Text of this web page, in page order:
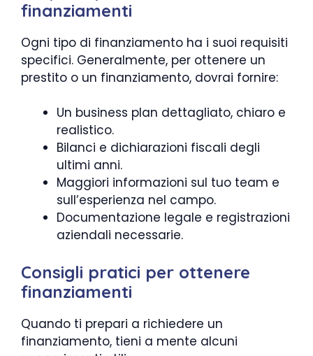
finanziamenti
Ogni tipo di finanziamento ha i suoi requisiti
specifici. Generalmente, per ottenere un
prestito o un finanziamento, dovrai fornire:
Un business plan dettagliato, chiaro e
realistico.
Bilanci e dichiarazioni fiscali degli
ultimi anni.
Maggiori informazioni sul tuo team e
sull’esperienza nel campo.
Documentazione legale e registrazioni
aziendali necessarie.
Consigli pratici per ottenere
finanziamenti
Quando ti prepari a richiedere un
finanziamento, tieni a mente alcuni